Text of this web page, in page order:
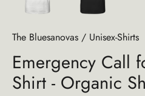
The Bluesanovas / Unisex-Shirts
Emergency Call
Shirt - Organic